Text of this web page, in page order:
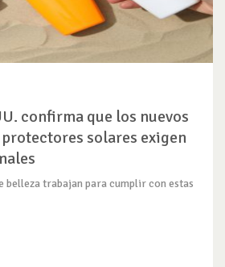
confirma que los nuevos
solares exigen
belleza trabajan para cumplir con estas